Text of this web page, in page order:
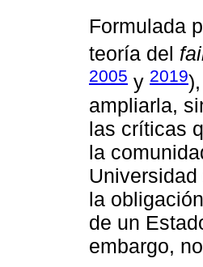
Formulada
teoría del
2005 y 2019
ampliarla,
las críticas
la
la
de un
embargo,